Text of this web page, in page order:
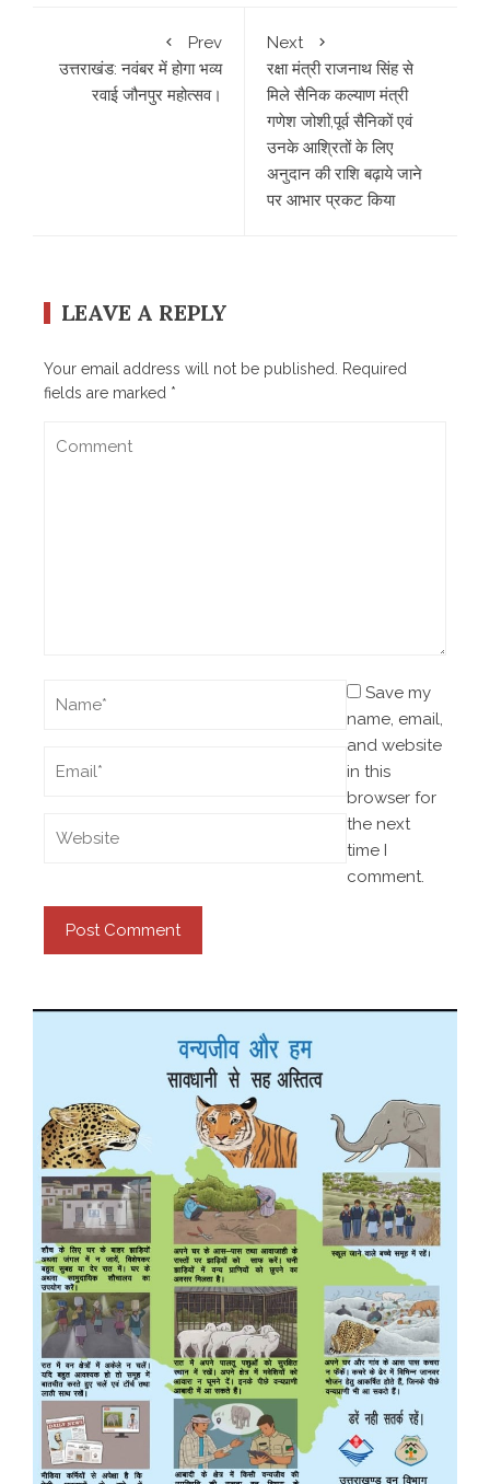
Prev
उत्तराखंड: नवंबर में होगा भव्य
रवाई जौनपुर महोत्सव।
Next
रक्षा मंत्री राजनाथ सिंह से
मिले सैनिक कल्याण मंत्री
गणेश जोशी,पूर्व सैनिकों एवं
उनके आश्रितों के लिए
अनुदान की राशि बढ़ाये जाने
पर आभार प्रकट किया
LEAVE A REPLY
Your email address will not be published.
Required
fields are marked *
Save my
name, email,
and website
in this
browser for
the next
time I
comment.